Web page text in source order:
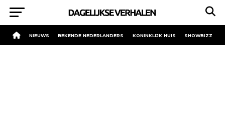
NIEUWS BEKENDE NEDERLANDERS KONINKLIJK HUIS SHOWBIZZ